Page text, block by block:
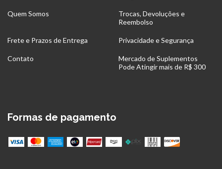
Quem Somos
Trocas, Devoluções e
Reembolso
Frete e Prazos de Entrega Privacidade e Segurança
Contato
Mercado de Suplementos
Pode Atingir mais de R$ 300
Formas de pagamento